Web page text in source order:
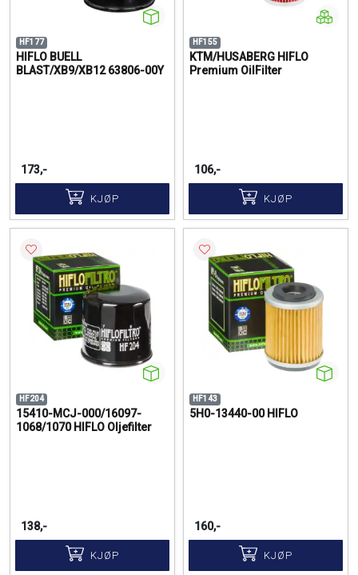
HF177
HIFLO BUELL
BLAST/XB9/XB12 63806-00Y
173,-
KJØP
HF155
KTM/HUSABERG HIFLO
Premium OilFilter
106,-
KJØP
HF204
15410-MCJ-000/16097-
1068/1070 HIFLO Oljefilter
138,-
KJØP
HF143
5H0-13440-00 HIFLO
160,-
KJØP